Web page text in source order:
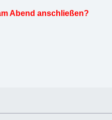
Abend anschließen?